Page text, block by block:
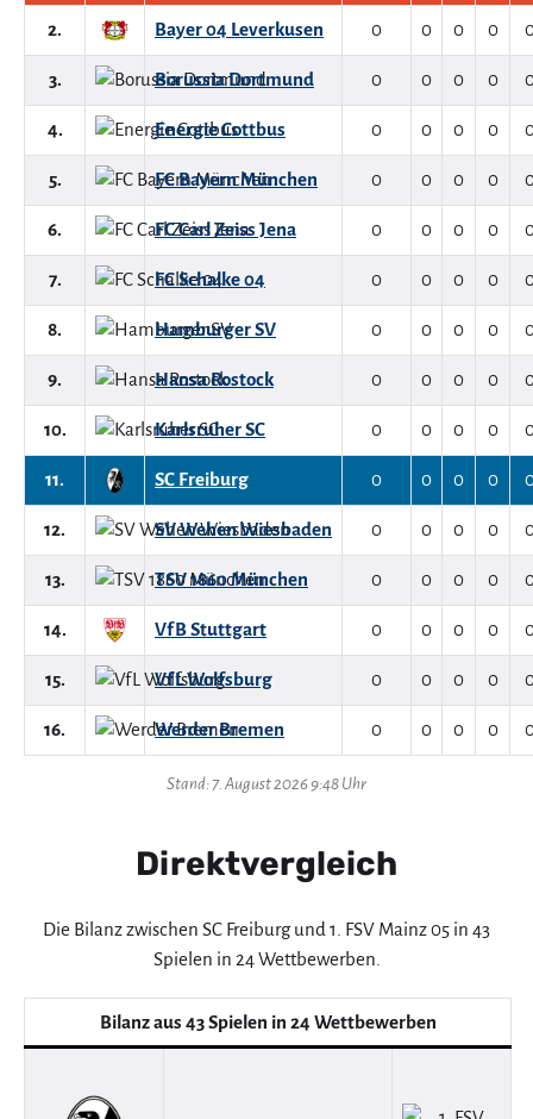
2. Bayer 04 Leverkusen 0 0 0 0
3. Borussia Dortmund 0 0 0 0
4. Energie Cottbus 0 0 0 0
5. FC Bayern München 0 0 0 0
6. FC Carl Zeiss Jena 0 0 0 0
7. FC Schalke 04 0 0 0 0
8. Hamburger SV 0 0 0 0
9. Hansa Rostock 0 0 0 0
10. Karlsruher SC 0 0 0 0
11. SC Freiburg 0 0 0 0
12. SV Wehen Wiesbaden 0 0 0 0
13. TSV 1860 München 0 0 0 0
14. VfB Stuttgart 0 0 0 0
15. VfL Wolfsburg 0 0 0 0
16. Werder Bremen 0 0 0 0
Stand: 7. August 2026 9:48 Uhr
Direktvergleich
Die Bilanz zwischen SC Freiburg und 1. FSV Mainz 05 in 43
Spielen in 24 Wettbewerben.
Bilanz aus 43 Spielen in 24 Wettbewerben